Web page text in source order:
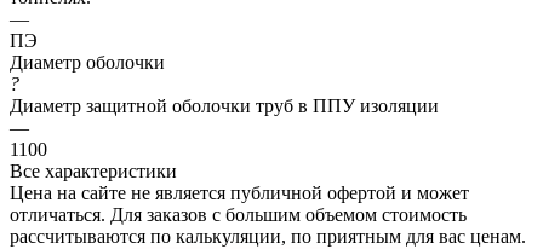
—
ПЭ
Диаметр оболочки
?
Диаметр защитной оболочки труб в ППУ изоляции
—
1100
Все характеристики
Цена на сайте не является публичной офертой и может
отличаться. Для заказов с большим объемом стоимость
рассчитываются по калькуляции, по приятным для вас ценам.